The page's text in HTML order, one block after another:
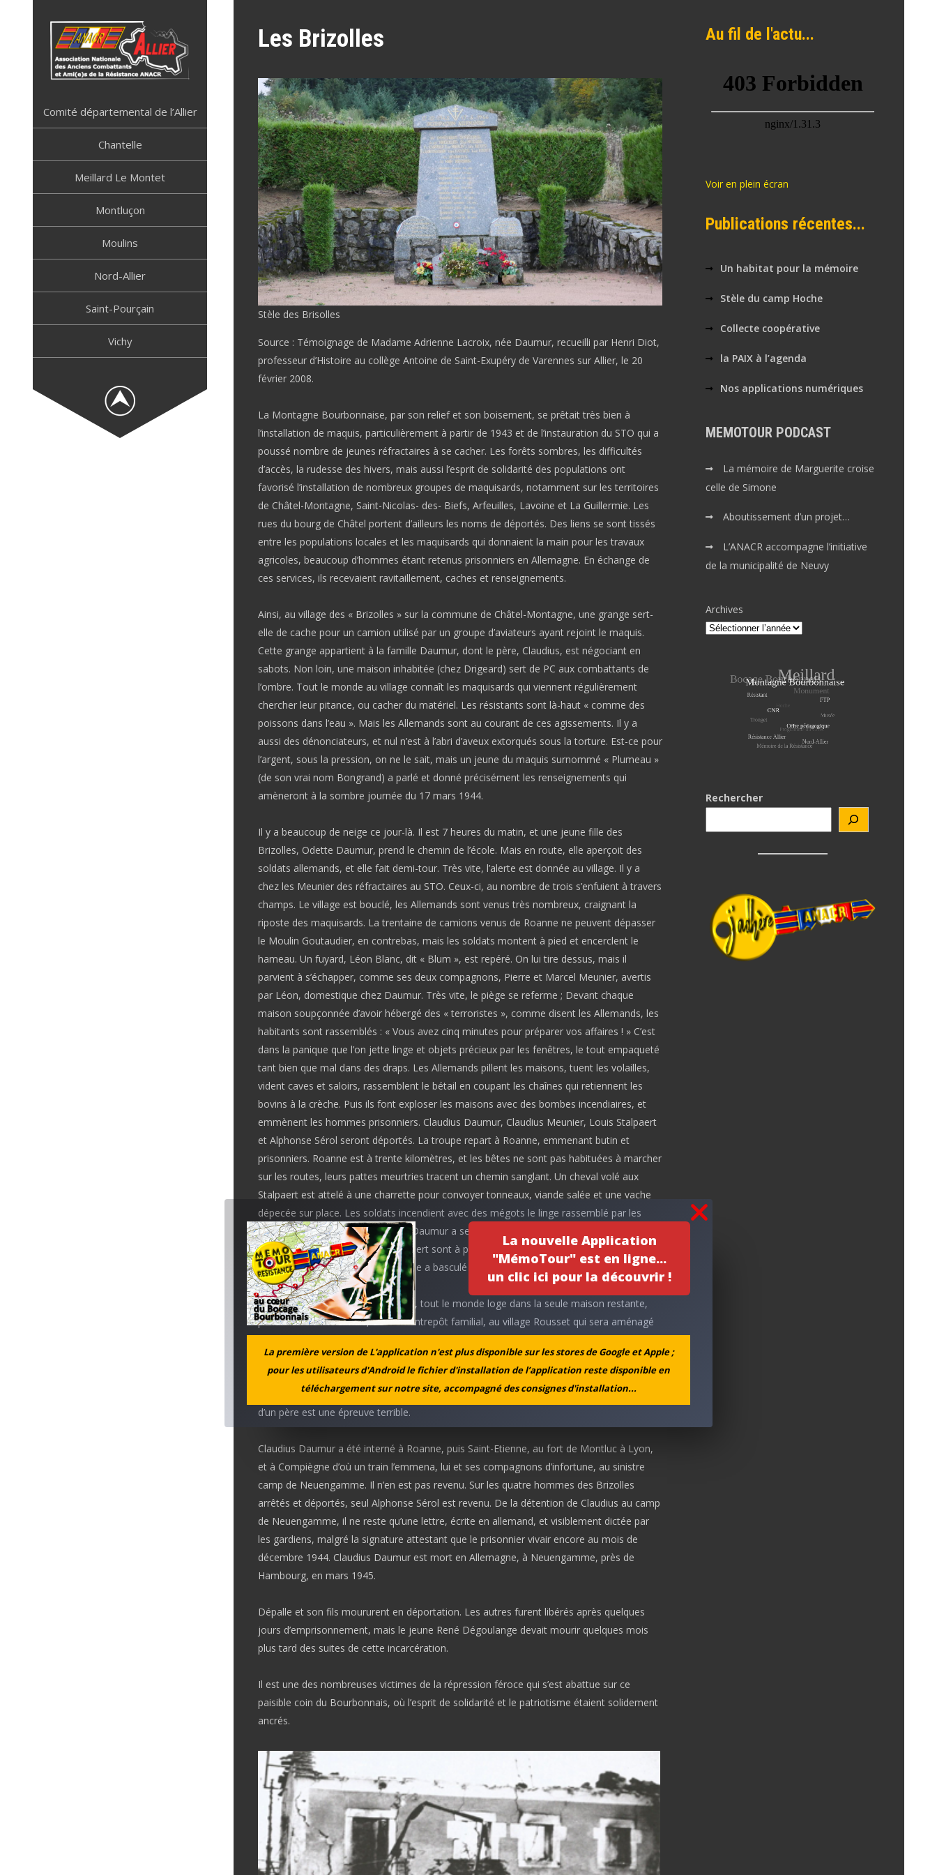
La nouvelle Application
"MémoTour" est en ligne...
un clic ici pour la découvrir !
La première version de L'application n'est plus disponible sur les stores de Google et Apple ;
pour les utilisateurs d'Android le fichier d'installation de l’application reste disponible en
téléchargement sur notre site, accompagné des consignes d'installation...
Comité départemental de l’Allier
Chantelle
Meillard Le Montet
Montluçon
Moulins
Nord-Allier
Saint-Pourçain
Vichy
Les Brizolles
Stèle des Brisolles
Source : Témoignage de Madame Adrienne Lacroix, née Daumur, recueilli par Henri Diot,
professeur d’Histoire au collège Antoine de Saint-Exupéry de Varennes sur Allier, le 20
février 2008.
La Montagne Bourbonnaise, par son relief et son boisement, se prêtait très bien à
l’installation de maquis, particulièrement à partir de 1943 et de l’instauration du STO qui a
poussé nombre de jeunes réfractaires à se cacher. Les forêts sombres, les difficultés
d’accès, la rudesse des hivers, mais aussi l’esprit de solidarité des populations ont
favorisé l’installation de nombreux groupes de maquisards, notamment sur les territoires
de Châtel-Montagne, Saint-Nicolas- des- Biefs, Arfeuilles, Lavoine et La Guillermie. Les
rues du bourg de Châtel portent d’ailleurs les noms de déportés. Des liens se sont tissés
entre les populations locales et les maquisards qui donnaient la main pour les travaux
agricoles, beaucoup d’hommes étant retenus prisonniers en Allemagne. En échange de
ces services, ils recevaient ravitaillement, caches et renseignements.
Ainsi, au village des « Brizolles » sur la commune de Châtel-Montagne, une grange sert-
elle de cache pour un camion utilisé par un groupe d’aviateurs ayant rejoint le maquis.
Cette grange appartient à la famille Daumur, dont le père, Claudius, est négociant en
sabots. Non loin, une maison inhabitée (chez Drigeard) sert de PC aux combattants de
l’ombre. Tout le monde au village connaît les maquisards qui viennent régulièrement
chercher leur pitance, ou cacher du matériel. Les résistants sont là-haut « comme des
poissons dans l’eau ». Mais les Allemands sont au courant de ces agissements. Il y a
aussi des dénonciateurs, et nul n’est à l’abri d’aveux extorqués sous la torture. Est-ce pour
l’argent, sous la pression, on ne le sait, mais un jeune du maquis surnommé « Plumeau »
(de son vrai nom Bongrand) a parlé et donné précisément les renseignements qui
amèneront à la sombre journée du 17 mars 1944.
Il y a beaucoup de neige ce jour-là. Il est 7 heures du matin, et une jeune fille des
Brizolles, Odette Daumur, prend le chemin de l’école. Mais en route, elle aperçoit des
soldats allemands, et elle fait demi-tour. Très vite, l’alerte est donnée au village. Il y a
chez les Meunier des réfractaires au STO. Ceux-ci, au nombre de trois s’enfuient à travers
champs. Le village est bouclé, les Allemands sont venus très nombreux, craignant la
riposte des maquisards. La trentaine de camions venus de Roanne ne peuvent dépasser
le Moulin Goutaudier, en contrebas, mais les soldats montent à pied et encerclent le
hameau. Un fuyard, Léon Blanc, dit « Blum », est repéré. On lui tire dessus, mais il
parvient à s’échapper, comme ses deux compagnons, Pierre et Marcel Meunier, avertis
par Léon, domestique chez Daumur. Très vite, le piège se referme ; Devant chaque
maison soupçonnée d’avoir hébergé des « terroristes », comme disent les Allemands, les
habitants sont rassemblés : « Vous avez cinq minutes pour préparer vos affaires ! » C’est
dans la panique que l’on jette linge et objets précieux par les fenêtres, le tout empaqueté
tant bien que mal dans des draps. Les Allemands pillent les maisons, tuent les volailles,
vident caves et saloirs, rassemblent le bétail en coupant les chaînes qui retiennent les
bovins à la crèche. Puis ils font exploser les maisons avec des bombes incendiaires, et
emmènent les hommes prisonniers. Claudius Daumur, Claudius Meunier, Louis Stalpaert
et Alphonse Sérol seront déportés. La troupe repart à Roanne, emmenant butin et
prisonniers. Roanne est à trente kilomètres, et les bêtes ne sont pas habituées à marcher
sur les routes, leurs pattes meurtries tracent un chemin sanglant. Un cheval volé aux
Stalpaert est attelé à une charrette pour convoyer tonneaux, viande salée et une vache
dépecée sur place. Les soldats incendient avec des mégots le linge rassemblé par les
pauvres gens terrorisés. Adrienne Daumur a seize ans, tout comme Lucienne et
Madeleine Meunier, les filles Stalpaert sont à peu près du même âge. Le 17 mars 1944
reste gravé dans sa mémoire, sa vie a basculé ce jour-là.
La solidarité a joué entre villageois, tout le monde loge dans la seule maison restante,
pendant trois mois. Puis, c’est un entrepôt familial, au village Rousset qui sera aménagé
rénovée. Il faut survivre après avoir tout perdu, les aides accordées par la commune, les
cartes d’alimentation prioritaires sont bienvenues, mais ne permettent pas par exemple
de poursuivre des études. Travailler est une nécessité incontournable. Surtout, la perte
d’un père est une épreuve terrible.
Claudius Daumur a été interné à Roanne, puis Saint-Etienne, au fort de Montluc à Lyon,
et à Compiègne d’où un train l’emmena, lui et ses compagnons d’infortune, au sinistre
camp de Neuengamme. Il n’en est pas revenu. Sur les quatre hommes des Brizolles
arrêtés et déportés, seul Alphonse Sérol est revenu. De la détention de Claudius au camp
de Neuengamme, il ne reste qu’une lettre, écrite en allemand, et visiblement dictée par
les gardiens, malgré la signature attestant que le prisonnier vivair encore au mois de
décembre 1944. Claudius Daumur est mort en Allemagne, à Neuengamme, près de
Hambourg, en mars 1945.
Dépalle et son fils moururent en déportation. Les autres furent libérés après quelques
jours d’emprisonnement, mais le jeune René Dégoulange devait mourir quelques mois
plus tard des suites de cette incarcération.
Il est une des nombreuses victimes de la répression féroce qui s’est abattue sur ce
paisible coin du Bourbonnais, où l’esprit de solidarité et le patriotisme étaient solidement
ancrés.
Au fil de l'actu...
Voir en plein écran
Publications récentes...
Un habitat pour la mémoire
Stèle du camp Hoche
Collecte coopérative
la PAIX à l’agenda
Nos applications numériques
MEMOTOUR PODCAST
La mémoire de Marguerite croise
celle de Simone
Aboutissement d’un projet…
L’ANACR accompagne l’initiative
de la municipalité de Neuvy
Archives
Rechercher